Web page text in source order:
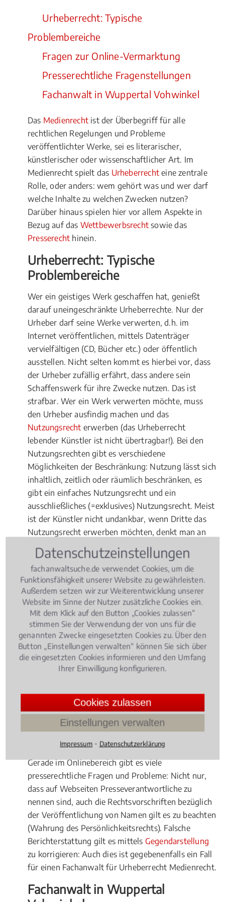
Urheberrecht: Typische
Problembereiche
Fragen zur Online-Vermarktung
Presserechtliche Fragenstellungen
Fachanwalt in Wuppertal Vohwinkel
Das Medienrecht ist der Überbegriff für alle
rechtlichen Regelungen und Probleme
veröffentlichter Werke, sei es literarischer,
künstlerischer oder wissenschaftlicher Art. Im
Medienrecht spielt das Urheberrecht eine zentrale
Rolle, oder anders: wem gehört was und wer darf
welche Inhalte zu welchen Zwecken nutzen?
Darüber hinaus spielen hier vor allem Aspekte in
Bezug auf das Wettbewerbsrecht sowie das
Presserecht hinein.
Urheberrecht: Typische
Problembereiche
Wer ein geistiges Werk geschaffen hat, genießt
darauf uneingeschränkte Urheberrechte. Nur der
Urheber darf seine Werke verwerten, d.h. im
Internet veröffentlichen, mittels Datenträger
vervielfältigen (CD, Bücher etc.) oder öffentlich
ausstellen. Nicht selten kommt es hierbei vor, dass
der Urheber zufällig erfährt, dass andere sein
Schaffenswerk für ihre Zwecke nutzen. Das ist
strafbar. Wer ein Werk verwerten möchte, muss
den Urheber ausfindig machen und das
Nutzungsrecht erwerben (das Urheberrecht
lebender Künstler ist nicht übertragbar!). Bei den
Nutzungsrechten gibt es verschiedene
Möglichkeiten der Beschränkung: Nutzung lässt sich
inhaltlich, zeitlich oder räumlich beschränken, es
gibt ein einfaches Nutzungsrecht und ein
ausschließliches (=exklusives) Nutzungsrecht. Meist
ist der Künstler nicht undankbar, wenn Dritte das
Nutzungsrecht erwerben möchten, denkt man an
Musiker, die ihre Songs mit Hilfe einer Plattenfirma
zum Hit machen möchten. Damit der Vertrag aber
für beide Seiten profitabel und möglichst fair ist,
dazu sollte ein Fachanwalt fürUrheberrecht
Medienrecht
beauftragt werden.
Fragen zur Online-Vermarktung
Ziehen Sie einen Experten ebenso zu Rate, wenn es
um Probleme bei der Online-Vermarktung von
Werken geht. Grundsätzlich gilt: Wer geschützte
Urheberrechtsverletzung.Filesharingist das große
Problem unserer (Internet-) Zeit, wogegen
zielgerichtet vorgegangen werden muss.
Presserechtliche Fragenstellungen
Gerade im Onlinebereich gibt es viele
presserechtliche Fragen und Probleme: Nicht nur,
dass auf Webseiten Presseverantwortliche zu
nennen sind, auch die Rechtsvorschriften bezüglich
der Veröffentlichung von Namen gilt es zu beachten
(Wahrung des Persönlichkeitsrechts). Falsche
Berichterstattung gilt es mittels Gegendarstellung
zu korrigieren: Auch dies ist gegebenenfalls ein Fall
für einen Fachanwalt für Urheberrecht Medienrecht.
Fachanwalt in Wuppertal
Datenschutzeinstellungen
fachanwaltsuche.de verwendet Cookies, um die
Funktionsfähigkeit unserer Website zu gewährleisten.
Außerdem setzen wir zur Weiterentwicklung unserer
Website im Sinne der Nutzer zusätzliche Cookies ein.
Mit dem Klick auf den Button „Cookies zulassen“
stimmen Sie der Verwendung der von uns für die
genannten Zwecke eingesetzten Cookies zu. Über den
Button „Einstellungen verwalten“ können Sie sich über
die eingesetzten Cookies informieren und den Umfang
Ihrer Einwilligung konfigurieren.
Cookies zulassen
Einstellungen verwalten
Impressum ⁃ Datenschutzerklärung